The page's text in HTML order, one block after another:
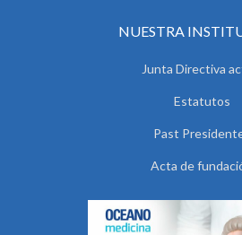
NUESTRA
Junta Directiva
Estatutos
Past
Acta de